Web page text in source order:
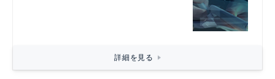
詳細を見る